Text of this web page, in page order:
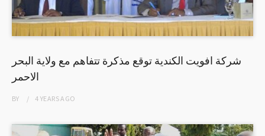
شركة افويت الكندية توقع مذكرة تتفاهم مع ولاية البحر
الاحمر
BY 4 YEARSAGO